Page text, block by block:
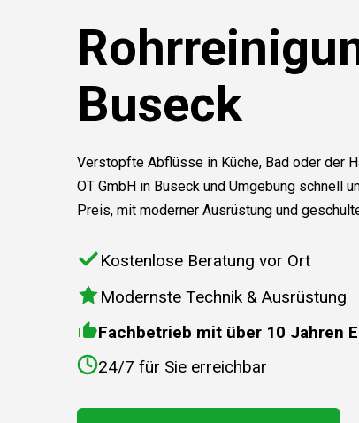
Buseck
Verstopfte Abflüsse in Küche, Bad oder der
OT GmbH in Buseck und Umgebung schnell
Preis, mit moderner Ausrüstung und
Kostenlose Beratung vor Ort
Modernste Technik & Ausrüstung
Fachbetrieb mit über 10 Jahren
24/7 für Sie erreichbar